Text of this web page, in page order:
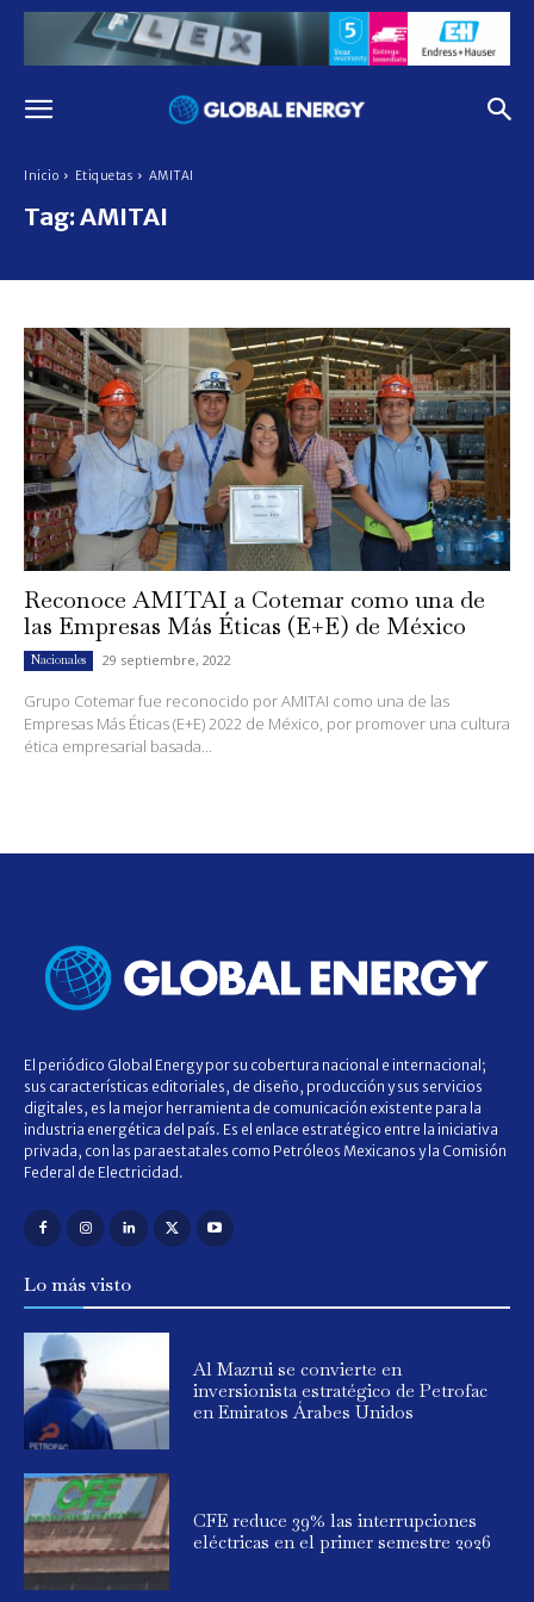
Inicio Etiquetas AMITAI
Tag: AMITAI
Reconoce AMITAI a Cotemar como una de
las Empresas Más Éticas (E+E) de México
Nacionales 29 septiembre, 2022
Grupo Cotemar fue reconocido por AMITAI como una de las
Empresas Más Éticas (E+E) 2022 de México, por promover una cultura
ética empresarial basada...
El periódico Global Energy por su cobertura nacional e internacional;
sus características editoriales, de diseño, producción y sus servicios
digitales, es la mejor herramienta de comunicación existente para la
industria energética del país. Es el enlace estratégico entre la iniciativa
privada, con las paraestatales como Petróleos Mexicanos y la Comisión
Federal de Electricidad.
Lo más visto
Al Mazrui se convierte en
inversionista estratégico de Petrofac
en Emiratos Árabes Unidos
CFE reduce 39% las interrupciones
eléctricas en el primer semestre 2026